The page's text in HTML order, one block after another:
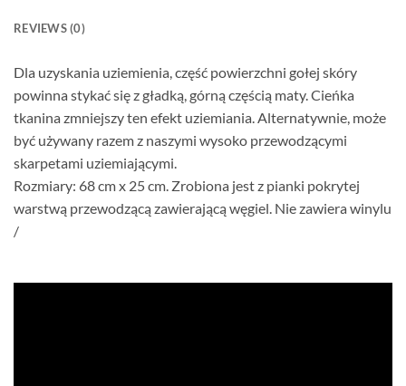
REVIEWS (0)
Dla uzyskania uziemienia, część powierzchni gołej skóry
powinna stykać się z gładką, górną częścią maty. Cieńka
tkanina zmniejszy ten efekt uziemiania. Alternatywnie, może
być używany razem z naszymi wysoko przewodzącymi
skarpetami uziemiającymi.
Rozmiary: 68 cm x 25 cm. Zrobiona jest z pianki pokrytej
warstwą przewodzącą zawierającą węgiel. Nie zawiera winylu
/